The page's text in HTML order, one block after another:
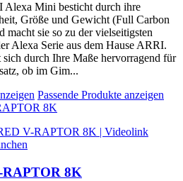
Alexa Mini besticht durch ihre
Größe und Gewicht (Full Carbon
macht sie so zu der vielseitigsten
Alexa Serie aus dem Hause ARRI.
sich durch Ihre Maße hervorragend für
ob im Gim...
Passende Produkte anzeigen
8K
RAPTOR 8K